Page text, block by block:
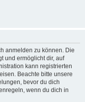
anmelden zu können. Die
und ermöglicht dir, auf
kann registrierten
Beachte bitte unsere
bevor du dich
wenn du dich in